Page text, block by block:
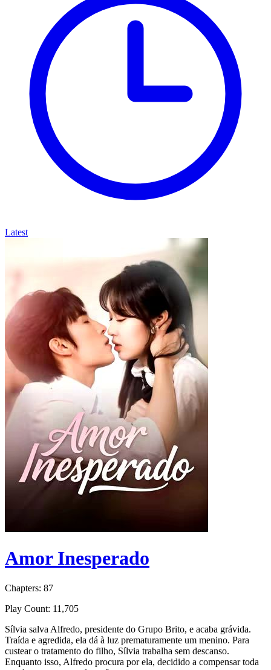
Latest
Amor Inesperado
Chapters: 87
Play Count: 11,705
Sílvia salva Alfredo, presidente do Grupo Brito, e acaba grávida.
Traída e agredida, ela dá à luz prematuramente um menino. Para
custear o tratamento do filho, Sílvia trabalha sem descanso.
Enquanto isso, Alfredo procura por ela, decidido a compensar toda